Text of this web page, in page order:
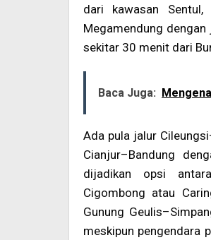
dari kawasan Sentul,
Megamendung
sekitar 30 menit dari
Baca Juga:
Ada pula jalur
Cianjur–Bandung
dijadikan opsi antara
Cigombong atau
Gunung
meskipun pengendara